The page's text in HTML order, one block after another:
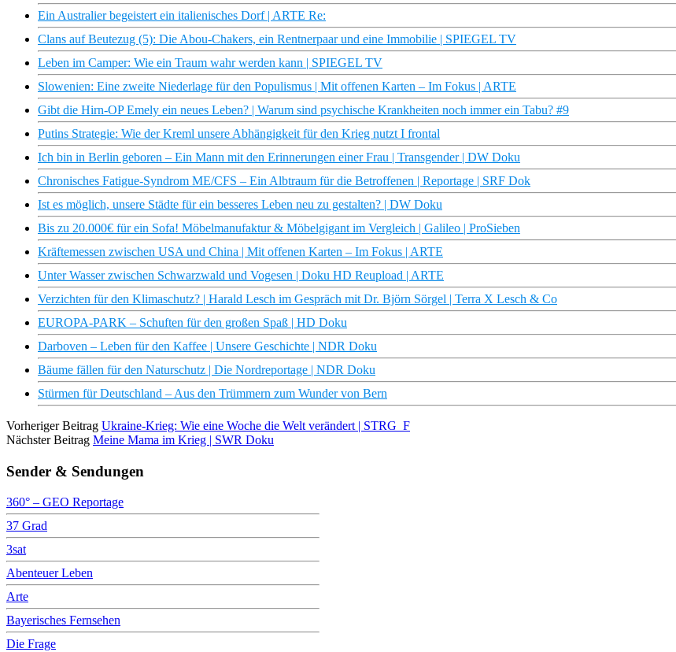
Ein Australier begeistert ein italienisches Dorf | ARTE Re:
Clans auf Beutezug (5): Die Abou-Chakers, ein Rentnerpaar und eine Immobilie | SPIEGEL TV
Leben im Camper: Wie ein Traum wahr werden kann | SPIEGEL TV
Slowenien: Eine zweite Niederlage für den Populismus | Mit offenen Karten – Im Fokus | ARTE
Gibt die Hirn-OP Emely ein neues Leben? | Warum sind psychische Krankheiten noch immer ein Tabu? #9
Putins Strategie: Wie der Kreml unsere Abhängigkeit für den Krieg nutzt I frontal
Ich bin in Berlin geboren – Ein Mann mit den Erinnerungen einer Frau | Transgender | DW Doku
Chronisches Fatigue-Syndrom ME/CFS – Ein Albtraum für die Betroffenen | Reportage | SRF Dok
Ist es möglich, unsere Städte für ein besseres Leben neu zu gestalten? | DW Doku
Bis zu 20.000€ für ein Sofa! Möbelmanufaktur & Möbelgigant im Vergleich | Galileo | ProSieben
Kräftemessen zwischen USA und China | Mit offenen Karten – Im Fokus | ARTE
Unter Wasser zwischen Schwarzwald und Vogesen | Doku HD Reupload | ARTE
Verzichten für den Klimaschutz? | Harald Lesch im Gespräch mit Dr. Björn Sörgel | Terra X Lesch & Co
EUROPA-PARK – Schuften für den großen Spaß | HD Doku
Darboven – Leben für den Kaffee | Unsere Geschichte | NDR Doku
Bäume fällen für den Naturschutz | Die Nordreportage | NDR Doku
Stürmen für Deutschland – Aus den Trümmern zum Wunder von Bern
Vorheriger Beitrag Ukraine-Krieg: Wie eine Woche die Welt verändert | STRG_F
Nächster Beitrag Meine Mama im Krieg | SWR Doku
Sender & Sendungen
360° – GEO Reportage
37 Grad
3sat
Abenteuer Leben
Arte
Bayerisches Fernsehen
Die Frage